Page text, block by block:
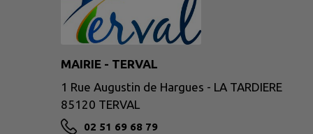
MAIRIE - TERVAL
1 Rue Augustin de Hargues - LA TARDIERE
85120 TERVAL
02 51 69 68 79